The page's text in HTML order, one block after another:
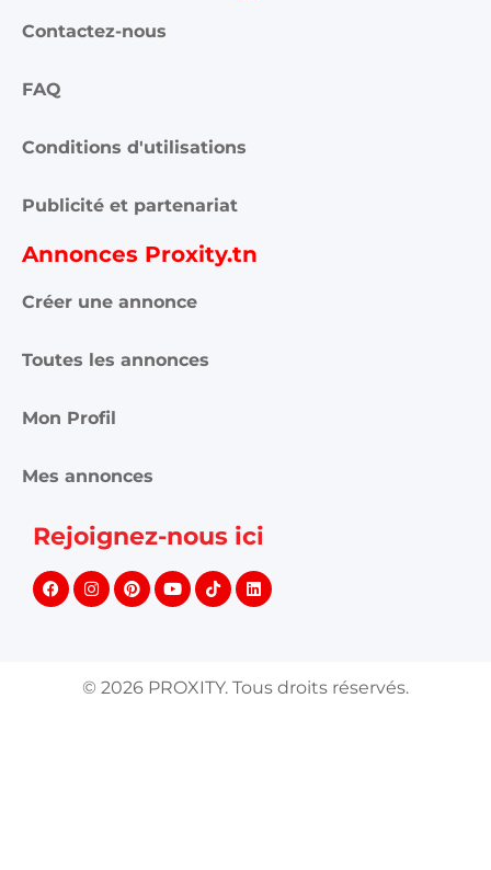
Contactez-nous
FAQ
Conditions d'utilisations
Publicité et partenariat
Annonces Proxity.tn
Créer une annonce
Toutes les annonces
Mon Profil
Mes annonces
Rejoignez-nous ici
© 2026 PROXITY. Tous droits réservés.